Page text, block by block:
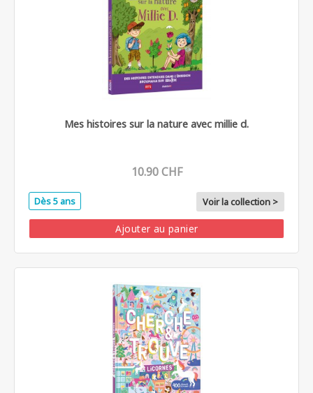
Mes histoires sur la nature avec millie d.
10.90 CHF
Dès 5 ans Voir la collection >
Ajouter au panier